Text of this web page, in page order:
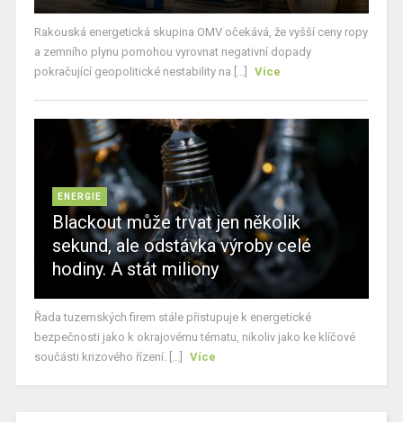
Rakouská energetická skupina OMV očekává, že vyšší ceny ropy
a zemního plynu pomohou vyrovnat negativní dopady
pokračující geopolitické nestability na [...]
Více
ENERGIE
Blackout může trvat jen několik
sekund, ale odstávka výroby celé
hodiny. A stát miliony
Řada tuzemských firem stále přistupuje k energetické
bezpečnosti jako k okrajovému tématu, nikoliv jako ke klíčové
součásti krizového řízení. [...]
Více